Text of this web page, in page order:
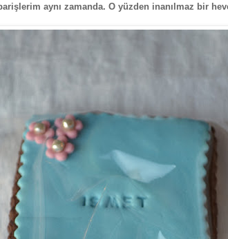
aynı zamanda. O yüzden inanılmaz bir